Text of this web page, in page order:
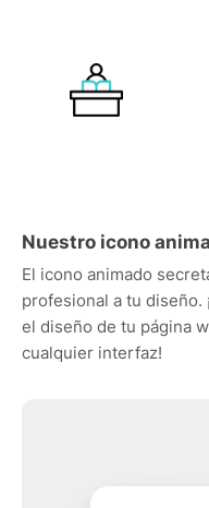
Nuestro icono
El icono animado
profesional a tu diseño.
el diseño de tu página
cualquier interfaz!